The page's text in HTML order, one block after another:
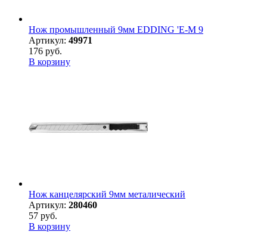
Нож промышленный 9мм EDDING 'E-M 9
Артикул: 49971
176 руб.
В корзину
Нож канцелярский 9мм металический
Артикул: 280460
57 руб.
В корзину